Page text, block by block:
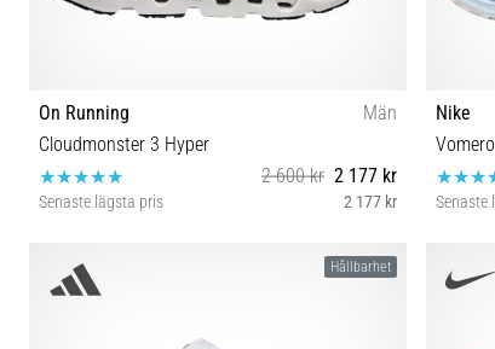
On Running
Män
Cloudmonster 3 Hyper
2 600 kr 2 177 kr
Senaste lägsta pris 2 177 kr
40 40½ 41 42 42½ 43 44 44½ 45 47 47½
Nike
Senaste
40½
Hållbarhet